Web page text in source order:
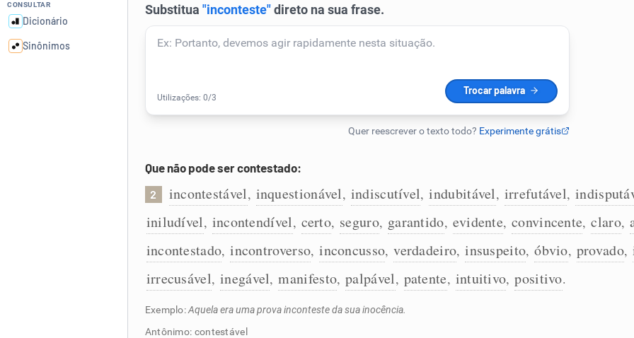
Humanizador de IA
CONSULTAR
Dicionário
Sinônimos
Que não pode ser contestado:
2 incontestável, inquestionável, indiscutível, indubitável, irrefutável,
iniludível, incontendível, certo, seguro, garantido, evidente, convincente, claro,
incontestado, incontroverso, inconcusso, verdadeiro, insuspeito, óbvio, provado,
irrecusável, inegável, manifesto, palpável, patente, intuitivo, positivo.
Exemplo:Aquela era uma prova inconteste da sua inocência.
Antônimo: contestável